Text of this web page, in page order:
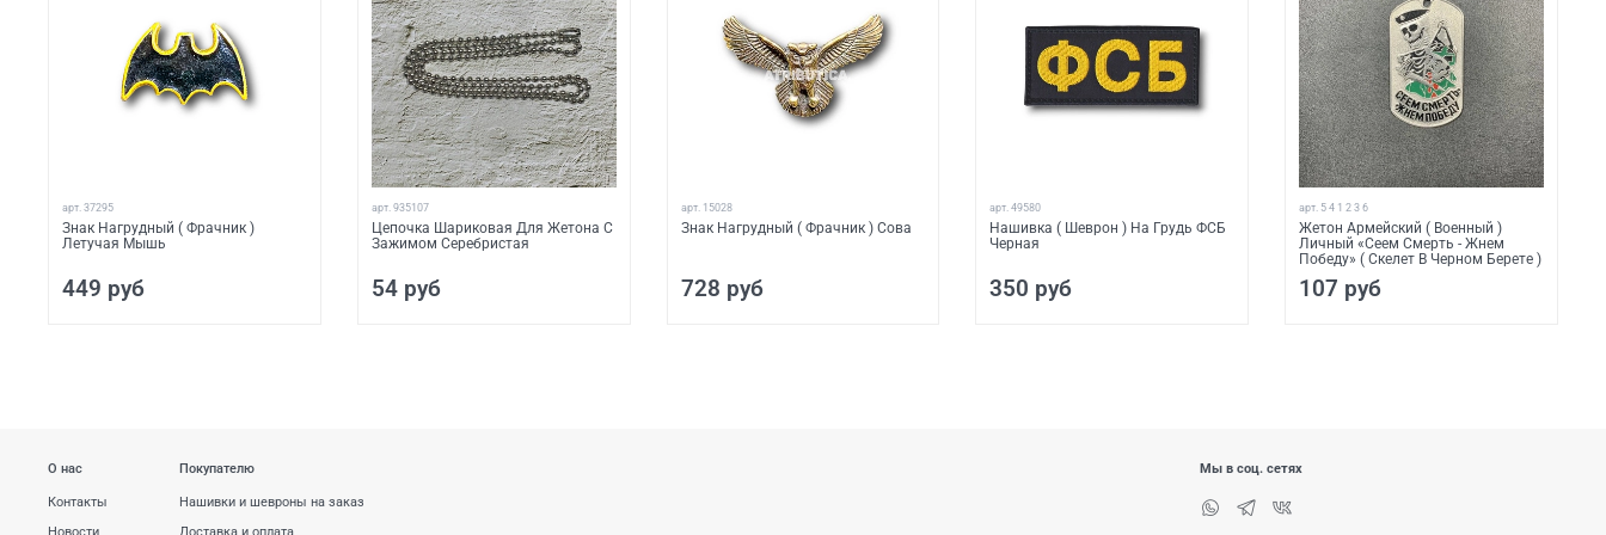
арт. 37295
Знак Нагрудный ( Фрачник )
Летучая Мышь
449 руб
арт. 935107
Цепочка Шариковая Для Жетона С
Зажимом Серебристая
54 руб
арт. 15028
Знак Нагрудный ( Фрачник ) Сова
728 руб
арт.49580
Нашивка ( Шеврон ) На Грудь ФСБ
Черная
350 руб
арт. 5 4 1 2 3 6
Жетон Армейский ( Военный )
Личный «Сеем Смерть - Жнем
Победу» ( Скелет В Черном Берете )
107 руб
О нас
Контакты
Покупателю
Нашивки и шевроны на заказ
Мы в соц. сетях